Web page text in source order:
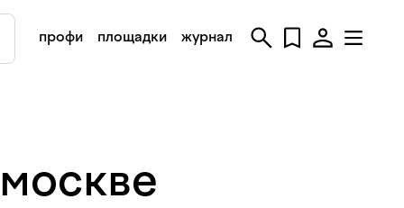
профи площадки журнал